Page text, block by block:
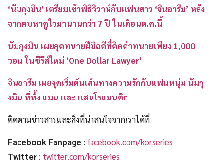
‘นัมกุงมิน’ เตรียมเข้าพิธีวิวาห์กับแฟนสาว ‘จินอารึม’ หลัง
จากคบหาดูใจมานานกว่า 7 ปี ในเดือนต.ค.นี้
นัมกุงมิน เผยลุคทนายฝีมือดีที่คิดค่าทนายเพียง 1,000
วอน ในซีรีส์ใหม่ ‘One Dollar Lawyer’
จินอารึม เผยจุดเริ่มต้นเส้นทางความรักกับแฟนหนุ่ม นัมกุ
งมิน ที่ทั้ง แมน และ แสนโรแมนติก
ติดตามข่าวสารและสิ่งที่น่าสนใจจากเราได้ที่
Facebook Fanpage : facebook.com/korseries
Twitter : twitter.com/korseries